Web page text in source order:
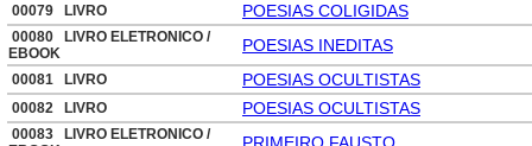
00079 LIVRO POESIAS COLIGIDAS
00080 LIVRO ELETRONICO /
EBOOK
POESIAS INEDITAS
00081 LIVRO POESIAS OCULTISTAS
00082 LIVRO POESIAS OCULTISTAS
00083 LIVRO ELETRONICO /